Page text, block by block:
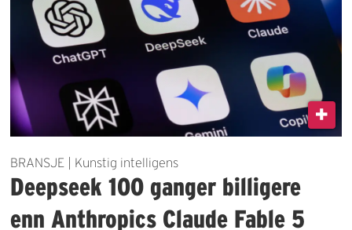
BRANSJE | Kunstig intelligens
Deepseek 100 ganger billigere
enn Anthropics Claude Fable 5